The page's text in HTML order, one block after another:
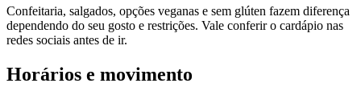
Confeitaria, salgados, opções veganas e sem glúten fazem diferença
dependendo do seu gosto e restrições. Vale conferir o cardápio nas
redes sociais antes de ir.
Horários e movimento